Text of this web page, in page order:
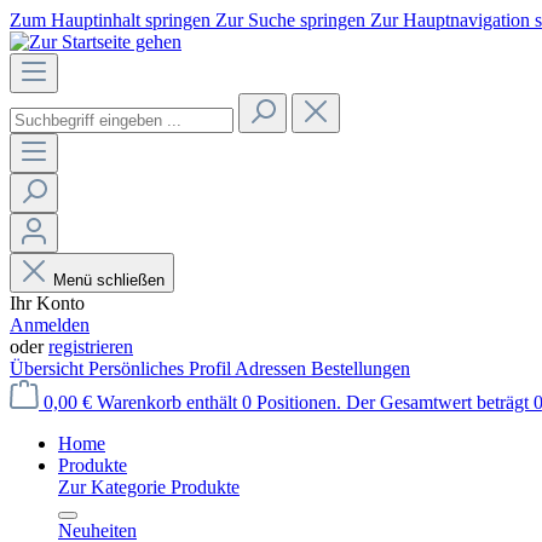
Zum Hauptinhalt springen Zur Suche springen Zur Hauptnavigation
Menü schließen
Ihr Konto
Anmelden
oderregistrieren
Übersicht Persönliches Profil Adressen Bestellungen
0,00 € Warenkorb enthält 0 Positionen. Der Gesamtwert beträgt
Home
Produkte
Zur Kategorie Produkte
Neuheiten